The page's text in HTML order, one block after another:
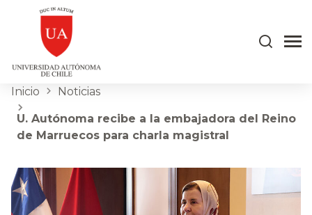
Inicio Noticias
U. Autónoma recibe a la embajadora del Reino
de Marruecos para charla magistral